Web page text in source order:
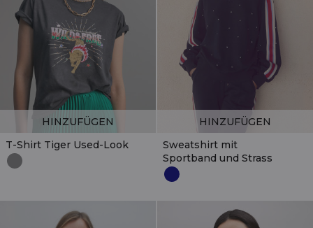
T-Shirt Tiger Used-Look
HINZUFÜGEN
Sweatshirt mit
Sportband und Strass
HINZUFÜGEN